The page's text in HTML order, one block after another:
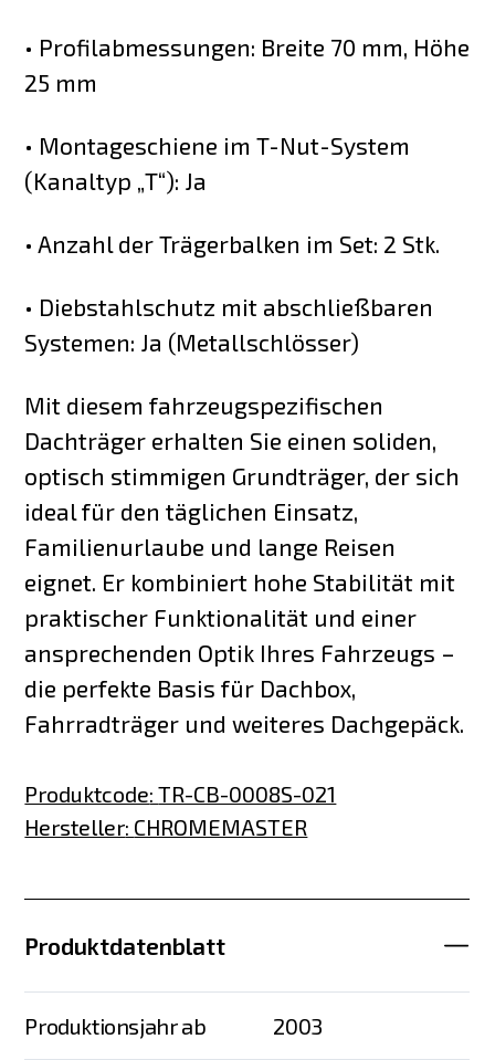
• Profilabmessungen: Breite 70 mm, Höhe
25 mm
• Montageschiene im T-Nut-System
(Kanaltyp „T“): Ja
• Anzahl der Trägerbalken im Set: 2 Stk.
• Diebstahlschutz mit abschließbaren
Systemen: Ja (Metallschlösser)
Mit diesem fahrzeugspezifischen
Dachträger erhalten Sie einen soliden,
optisch stimmigen Grundträger, der sich
ideal für den täglichen Einsatz,
Familienurlaube und lange Reisen
eignet. Er kombiniert hohe Stabilität mit
praktischer Funktionalität und einer
ansprechenden Optik Ihres Fahrzeugs –
die perfekte Basis für Dachbox,
Fahrradträger und weiteres Dachgepäck.
Produktcode:TR-CB-0008S-021
Hersteller: CHROMEMASTER
Produktdatenblatt
Produktionsjahr ab 2003